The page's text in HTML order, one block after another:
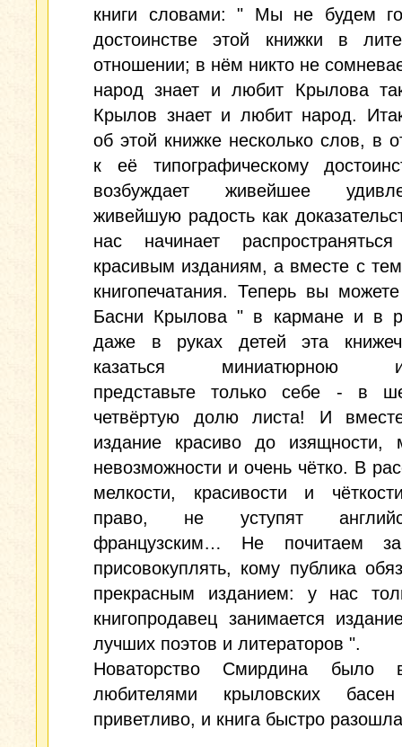
книги словами: " Мы не будем
достоинстве этой книжки в
отношении; в нём никто не
народ знает и любит Крылова
Крылов знает и любит народ.
об этой книжке несколько слов, в
к её типографическому
возбуждает живейшее
живейшую радость как
нас начинает
красивым изданиям, а вместе с
книгопечатания. Теперь вы
Басни Крылова " в кармане и в
даже в руках детей эта
казаться миниатюрною
представьте только себе - в
четвёртую долю листа! И
издание красиво до изящности,
невозможности и очень чётко. В
мелкости, красивости и
право, не уступят
французским… Не почитаем
присовокуплять, кому публика
прекрасным изданием: у нас
книгопродавец занимается
лучших поэтов и литераторов ".
Новаторство Смирдина было
любителями крыловских
приветливо, и книга быстро